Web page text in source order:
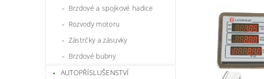
Brzdové a spojkové hadice
Rozvody motoru
Zástrčky a zásuvky
Brzdové bubny
AUTOPŘÍSLUŠENSTVÍ